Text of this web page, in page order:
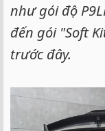
như gói độ
đến gói "Soft
trước đây.